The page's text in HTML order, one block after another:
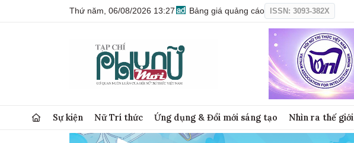
Thứ năm, 06/08/2026 13:27 Bảng giá quảng cáo ISSN: 3093-382X
Sự kiện Nữ Trí thức Ứng dụng & Đổi mới sáng tạo Nhìn ra thế giới